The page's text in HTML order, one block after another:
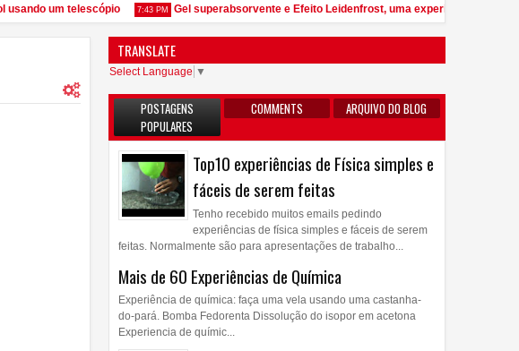
um telescópio 7:43 PM Gel superabsorvente e Efeito Leidenfrost, uma experiência que vale
TRANSLATE
Select Language ▼
POSTAGENS
POPULARES
COMMENTS ARQUIVO DO BLOG
Top10 experiências de Física simples e
fáceis de serem feitas
Tenho recebido muitos emails pedindo
experiências de física simples e fáceis de serem
feitas. Normalmente são para apresentações de trabalho...
Mais de 60 Experiências de Química
Experiência de química: faça uma vela usando uma castanha-
do-pará. Bomba Fedorenta Dissolução do isopor em acetona
Experiencia de químic...